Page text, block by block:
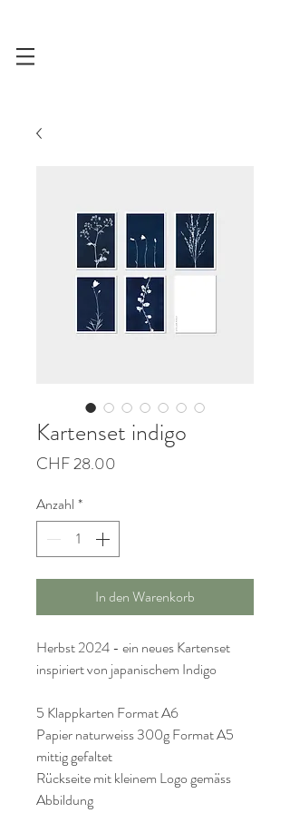
Kartenset indigo
CHF 28.00
Anzahl *
In den Warenkorb
Herbst 2024 - ein neues Kartenset
inspiriert von japanischem Indigo
5 Klappkarten Format A6
Papier naturweiss 300g Format A5
mittig gefaltet
Rückseite mit kleinem Logo gemäss
Abbildung